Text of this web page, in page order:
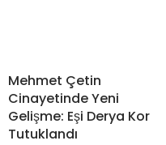
Mehmet Çetin
Cinayetinde Yeni
Gelişme: Eşi Derya Kor
Tutuklandı